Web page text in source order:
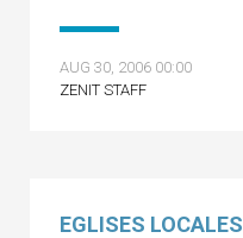
AUG 30, 2006 00:00
ZENIT STAFF
EGLISES LOCALES